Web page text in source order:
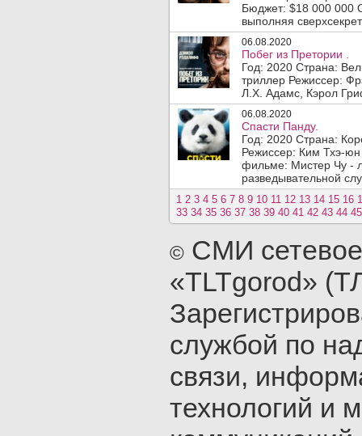
Бюджет: $18 000 000
выполняя
06.08.2020
Побег из Претории .
Год: 2020 Страна:
триллер Режиссер:
Л.Х. Адамс, Кэрол
06.08.2020
Спасти Панду.
Год: 2020 Страна:
Режиссер: Ким Тхэ-
фильме: Мистер Чу -
разведывательной
1 2 3 4 5 6 7 8 9 10 11 12 13 14 15 16
33 34 35 36 37 38 39 40 41 42 43 44 45
© СМИ
«TLTgorod»
службой по
связи,
технологий и